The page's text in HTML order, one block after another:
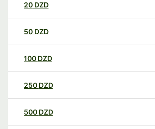
20 DZD
50 DZD
100 DZD
250 DZD
500 DZD